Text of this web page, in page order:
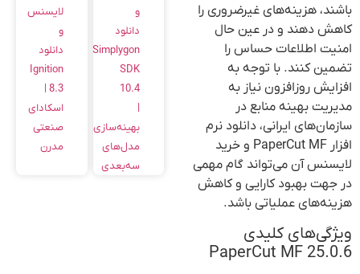
باشند، هزینه‌های غیرضروری را
کاهش دهند و در عین حال
امنیت اطلاعات حساس را
تضمین کنند. با توجه به
افزایش روزافزون نیاز به
مدیریت بهینه منابع در
سازمان‌های ایرانی، دانلود نرم
افزار PaperCut MF و خرید
لایسنس آن می‌تواند گام مهمی
در جهت بهبود کارایی و کاهش
هزینه‌های عملیاتی باشد.
ویژگی‌های کلیدی
PaperCut MF 25.0.6
و
دانلود
Simplygon
SDK
10.4
بهینه‌سازی
مدل‌های
سه‌بعدی
لایسنس
و
دانلود
Ignition
اسکادای
صنعتی
مدرن